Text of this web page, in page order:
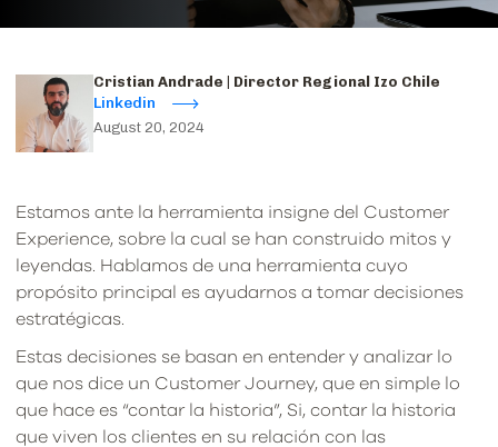
Cristian Andrade | Director Regional Izo Chile
Linkedin
August 20, 2024
Estamos ante la herramienta insigne del Customer
Experience, sobre la cual se han construido mitos y
leyendas. Hablamos de una herramienta cuyo
propósito principal es ayudarnos a tomar decisiones
estratégicas.
Estas decisiones se basan en entender y analizar lo
que nos dice un Customer Journey, que en simple lo
que hace es “contar la historia”, Si, contar la historia
que viven los clientes en su relación con las